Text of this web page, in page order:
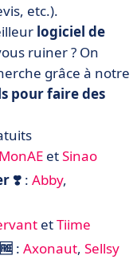
ce comparatif
facturation gratuit ?
etc.).
logiciel de
ruiner ? On
grâce à notre
pour faire des
MonAE etSinao
❣️ : Abby,
etTiime
: Axonaut, Sellsy